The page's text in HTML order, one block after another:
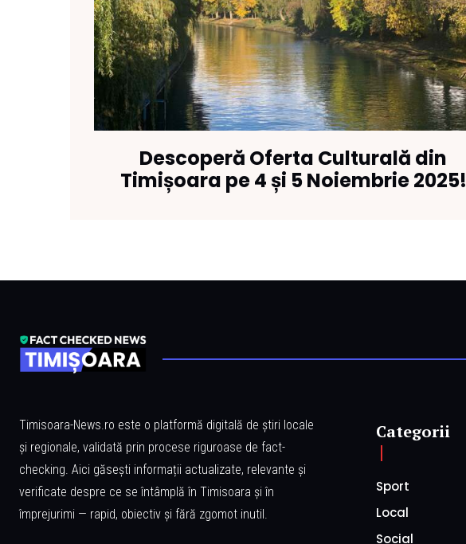
Descoperă Oferta Culturală din
Timișoara pe 4 și 5 Noiembrie 2025!
Timisoara-News.ro este o platformă digitală de știri locale
și regionale, validată prin procese riguroase de fact-
checking. Aici găsești informații actualizate, relevante și
verificate despre ce se întâmplă în Timisoara și în
împrejurimi — rapid, obiectiv și fără zgomot inutil.
Categorii
Sport
Local
Social